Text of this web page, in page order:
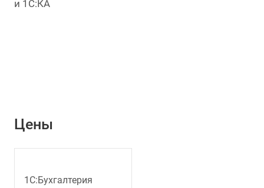
и 1С:КА
Цены
1С:Бухгалтерия